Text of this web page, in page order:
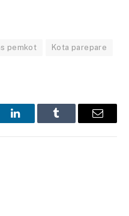
pemkot Kota parepare
LinkedInTumblr Email